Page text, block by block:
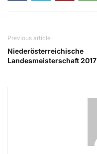
Previous article
Niederösterreichische
Landesmeisterschaft 2017